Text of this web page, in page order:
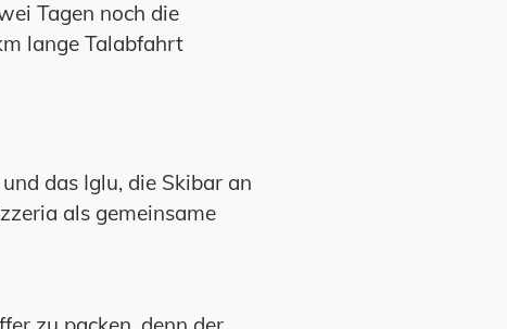
Tagen noch die
lange Talabfahrt
das Iglu, die Skibar an
als gemeinsame